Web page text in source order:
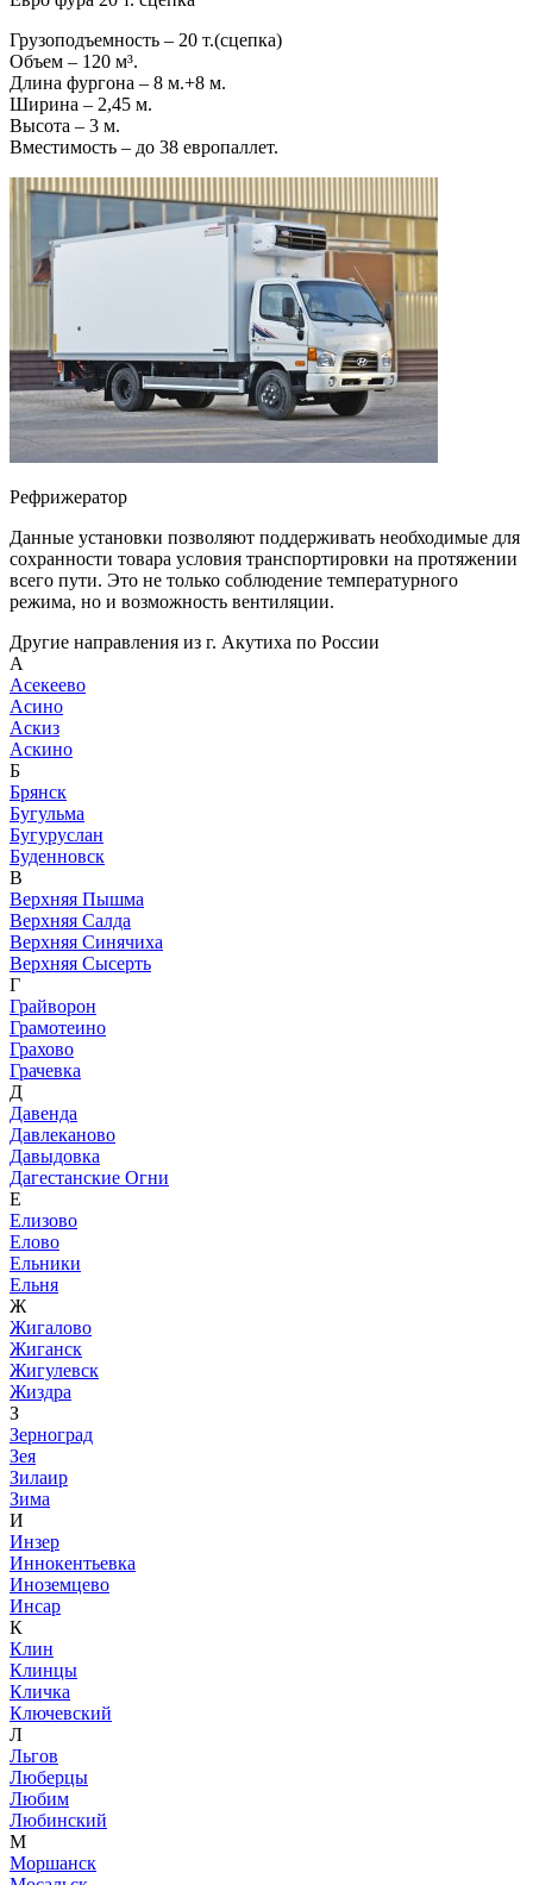
Грузоподъемность – 20 т.(сцепка)
Объем – 120 м³.
Длина фургона – 8 м.+8 м.
Ширина – 2,45 м.
Высота – 3 м.
Вместимость – до 38 европаллет.
Рефрижератор
Данные установки позволяют поддерживать необходимые для
сохранности товара условия транспортировки на протяжении
всего пути. Это не только соблюдение температурного
режима, но и возможность вентиляции.
Другие направления из г. Акутиха по России
А
Асекеево
Асино
Аскиз
Аскино
Б
Брянск
Бугульма
Бугуруслан
Буденновск
В
Верхняя Пышма
Верхняя Салда
Верхняя Синячиха
Верхняя Сысерть
Г
Грайворон
Грамотеино
Грахово
Грачевка
Д
Давенда
Давлеканово
Давыдовка
Дагестанские Огни
Е
Елизово
Елово
Ельники
Ельня
Ж
Жигалово
Жиганск
Жигулевск
Жиздра
З
Зерноград
Зея
Зилаир
Зима
И
Инзер
Иннокентьевка
Иноземцево
Инсар
К
Клин
Клинцы
Кличка
Ключевский
Л
Льгов
Люберцы
Любим
Любинский
М
Моршанск